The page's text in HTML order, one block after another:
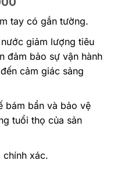
tay có gắn tường.
giảm lượng tiêu
đảm bảo sự vận hành
cảm giác sảng
bám bẩn và bảo vệ
tuổi thọ của sản
xác.